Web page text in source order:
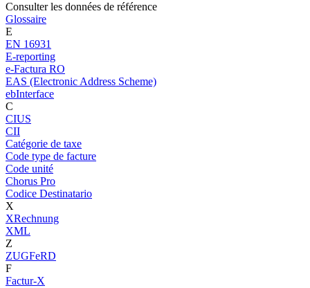
Consulter les données de référence
Glossaire
E
EN 16931
E-reporting
e-Factura RO
EAS (Electronic Address Scheme)
ebInterface
C
CIUS
CII
Catégorie de taxe
Code type de facture
Code unité
Chorus Pro
Codice Destinatario
X
XRechnung
XML
Z
ZUGFeRD
F
Factur-X